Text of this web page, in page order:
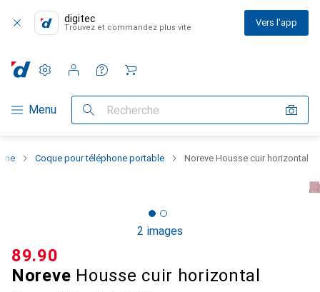
digitec
Trouvez et commandez plus vite Vers l'app
Navigation par catégorie
Menu Recherche
Paramètres
Compte client
Listes de comparaison
Listes d'envies
Panier
Coque pour téléphone portable Noreve Housse cuir horizontal
2 images
Noreve Housse cuir horizontal
CHF
89.90